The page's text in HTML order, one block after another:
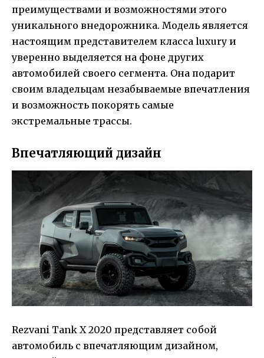
преимуществами и возможностями этого
уникального внедорожника. Модель является
настоящим представителем класса luxury и
уверенно выделяется на фоне других
автомобилей своего сегмента. Она подарит
своим владельцам незабываемые впечатления
и возможность покорять самые
экстремальные трассы.
Впечатляющий дизайн
Rezvani Tank X 2020 представляет собой
автомобиль с впечатляющим дизайном,